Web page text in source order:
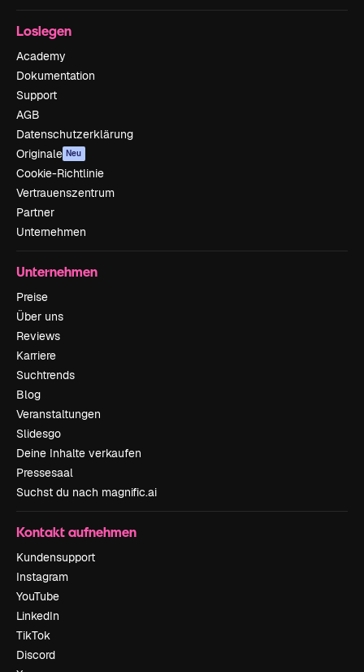
Loslegen
Academy
Dokumentation
Support
AGB
Datenschutzerklärung
Originale Neu
Cookie-Richtlinie
Vertrauenszentrum
Partner
Unternehmen
Unternehmen
Preise
Über uns
Reviews
Karriere
Suchtrends
Blog
Veranstaltungen
Slidesgo
Deine Inhalte verkaufen
Pressesaal
Suchst du nach magnific.ai
Kontakt aufnehmen
Kundensupport
Instagram
YouTube
LinkedIn
TikTok
Discord